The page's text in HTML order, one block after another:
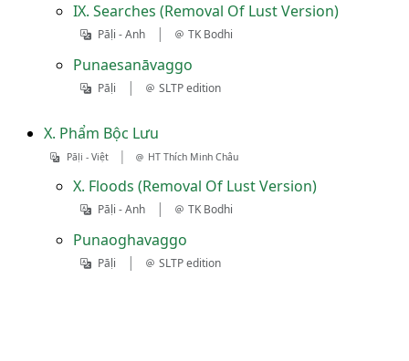
IX. Searches (Removal Of Lust Version)
Pāḷi - Anh | TK Bodhi
Punaesanāvaggo
Pāḷi | SLTP edition
X. Phẩm Bộc Lưu
Pāḷi - Việt | HT Thích Minh Châu
X. Floods (Removal Of Lust Version)
Pāḷi - Anh | TK Bodhi
Punaoghavaggo
Pāḷi | SLTP edition